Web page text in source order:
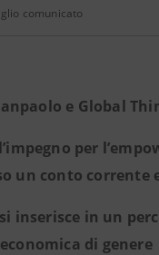
comunicato
e Global
per
un conto corrente
inserisce in un
di genere